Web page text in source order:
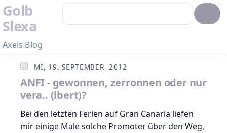
Golb
Slexa
Axels Blog
MI, 19. SEPTEMBER, 2012
ANFI - gewonnen, zerronnen oder nur
vera.. (lbert)?
Bei den letzten Ferien auf Gran Canaria liefen
mir einige Male solche Promoter über den Weg,